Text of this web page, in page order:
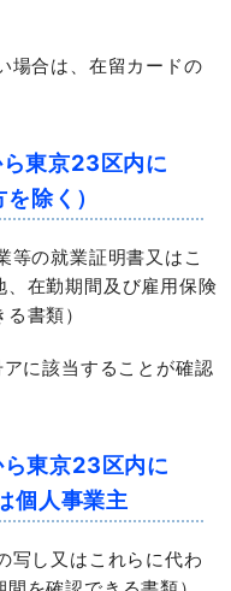
場合は、在留カードの
東京23区内に
除く）
の就業証明書又はこ
在勤期間及び雇用保険
書類）
に該当することが確認
東京23区内に
個人事業主
写し又はこれらに代わ